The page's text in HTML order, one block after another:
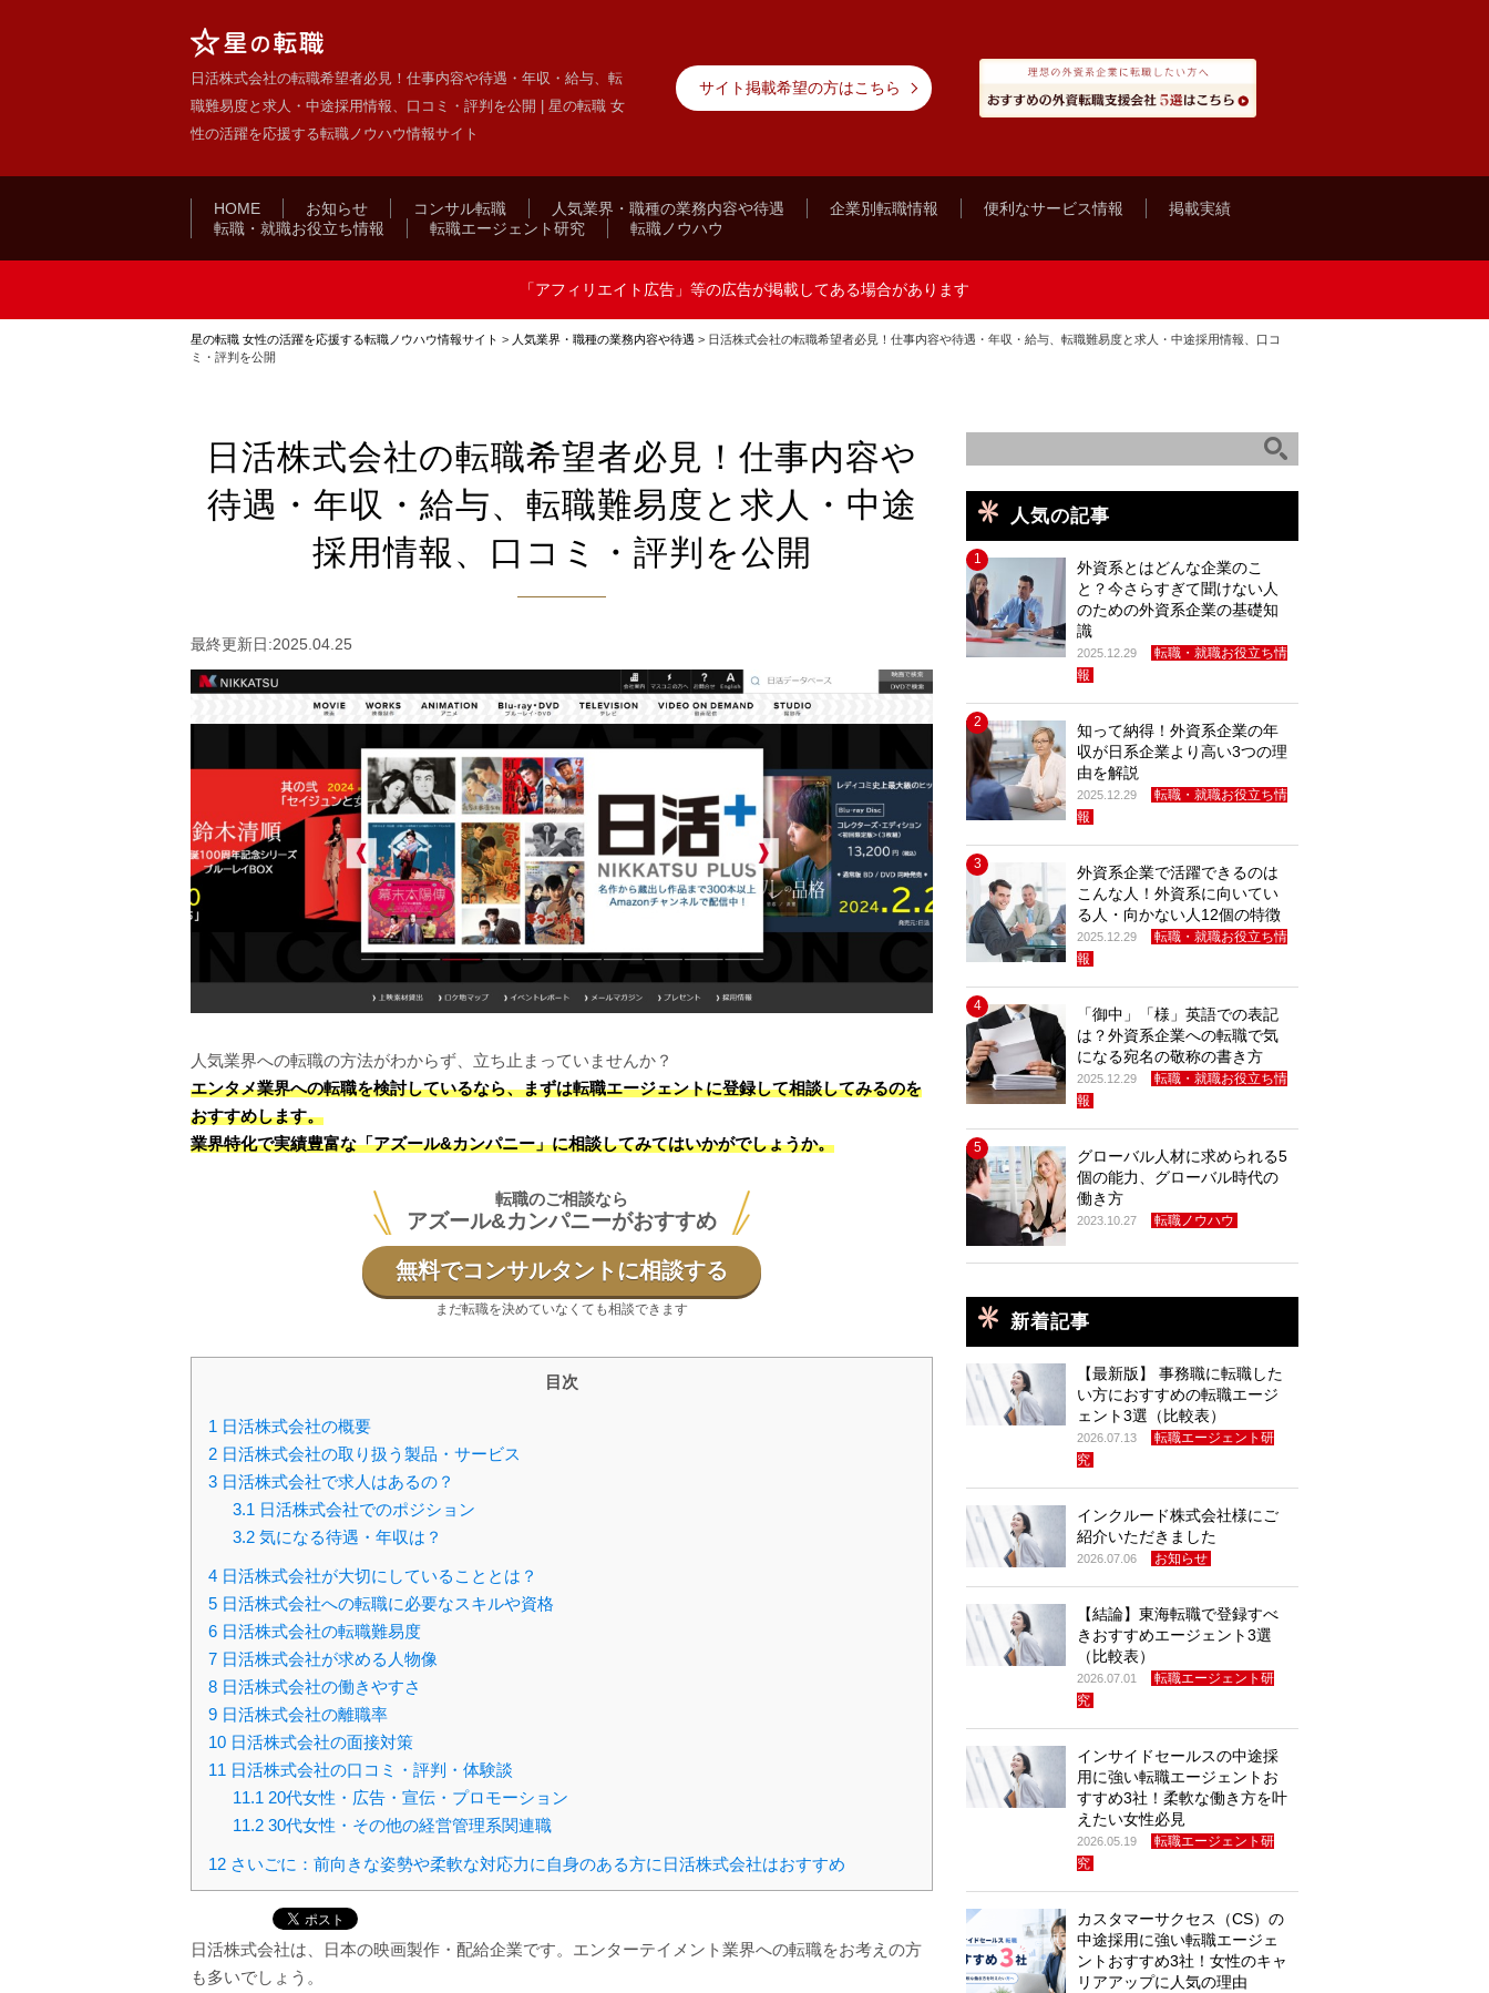
日活株式会社の転職希望者必見！仕事内容や待遇・年収・給与、転
職難易度と求人・中途採用情報、口コミ・評判を公開 | 星の転職 女
性の活躍を応援する転職ノウハウ情報サイト
サイト掲載希望の方はこちら
HOME お知らせ コンサル転職 人気業界・職種の業務内容や待遇 企業別転職情報 便利なサービス情報
掲載実績
転職・就職お役立ち情報
転職エージェント研究 転職ノウハウ
「アフィリエイト広告」等の広告が掲載してある場合があります
星の転職 女性の活躍を応援する転職ノウハウ情報サイト > 人気業界・職種の業務内容や待遇 > 日活株式会社の転職希望者必見！仕事内容や待遇・年収・給与、転職難易度と求人・中途採用情報、口コ
ミ・評判を公開
日活株式会社の転職希望者必見！仕事内容や
待遇・年収・給与、転職難易度と求人・中途
採用情報、口コミ・評判を公開
最終更新日:2025.04.25
人気業界への転職の方法がわからず、立ち止まっていませんか？
エンタメ業界への転職を検討しているなら、まずは転職エージェントに登録して相談してみるのを
おすすめします。
業界特化で実績豊富な「アズール&カンパニー」に相談してみてはいかがでしょうか。
転職のご相談なら
アズール&カンパニーがおすすめ
無料でコンサルタントに相談する
まだ転職を決めていなくても相談できます
目次
1 日活株式会社の概要
2 日活株式会社の取り扱う製品・サービス
3 日活株式会社で求人はあるの？
3.1 日活株式会社でのポジション
3.2気になる待遇・年収は？
4 日活株式会社が大切にしていることとは？
5 日活株式会社への転職に必要なスキルや資格
6 日活株式会社の転職難易度
7 日活株式会社が求める人物像
8 日活株式会社の働きやすさ
9 日活株式会社の離職率
10 日活株式会社の面接対策
11 日活株式会社の口コミ・評判・体験談
11.1 20代女性・広告・宣伝・プロモーション
11.230代女性・その他の経営管理系関連職
12 さいごに：前向きな姿勢や柔軟な対応力に自身のある方に日活株式会社はおすすめ
日活株式会社は、日本の映画製作・配給企業です。エンターテイメント業界への転職をお考えの方
も多いでしょう。
人気の記事
1
外資系とはどんな企業のこ
と？今さらすぎて聞けない人
のための外資系企業の基礎知
識
2025.12.29
転職・就職お役立ち情
報
2
知って納得！外資系企業の年
収が日系企業より高い3つの理
由を解説
2025.12.29
転職・就職お役立ち情
報
3
外資系企業で活躍できるのは
こんな人！外資系に向いてい
る人・向かない人12個の特徴
2025.12.29
転職・就職お役立ち情
報
4
「御中」「様」英語での表記
は？外資系企業への転職で気
になる宛名の敬称の書き方
2025.12.29
転職・就職お役立ち情
報
5
グローバル人材に求められる5
個の能力、グローバル時代の
働き方
2023.10.27 転職ノウハウ
新着記事
【最新版】 事務職に転職した
い方におすすめの転職エージ
ェント3選（比較表）
2026.07.13
転職エージェント研
究
インクルード株式会社様にご
紹介いただきました
2026.07.06 お知らせ
【結論】東海転職で登録すべ
きおすすめエージェント3選
（比較表）
2026.07.01
転職エージェント研
究
インサイドセールスの中途採
用に強い転職エージェントお
すすめ3社！柔軟な働き方を叶
えたい女性必見
2026.05.19
転職エージェント研
究
カスタマーサクセス（CS）の
中途採用に強い転職エージェ
ントおすすめ3社！女性のキャ
リアアップに人気の理由